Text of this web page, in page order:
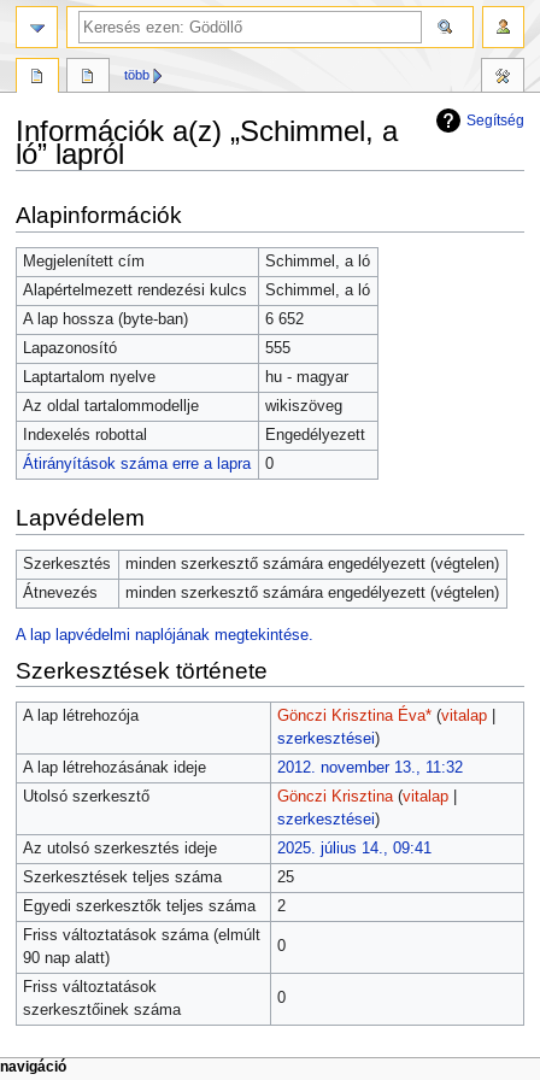
Segítség
Információk a(z) „Schimmel, a
ló” lapról
a
navigációhoz
a
kereséshez
Alapinformációk
Megjelenített cím
Schimmel, a ló
Alapértelmezett rendezési kulcs
Schimmel, a ló
A lap hossza (byte-ban)
6 652
Lapazonosító
555
Laptartalom nyelve
hu - magyar
Az oldal tartalommodellje
wikiszöveg
Indexelés robottal
Engedélyezett
Átirányítások száma erre a lapra
0
Lapvédelem
Szerkesztés
minden szerkesztő számára engedélyezett (végtelen)
Átnevezés
minden szerkesztő számára engedélyezett (végtelen)
A lap lapvédelmi naplójának megtekintése.
Szerkesztések története
A lap létrehozója Gönczi Krisztina Éva* (vitalap|
szerkesztései)
A lap létrehozásának ideje
2012. november 13., 11:32
Utolsó szerkesztő
Gönczi Krisztina (vitalap|
szerkesztései)
Az utolsó szerkesztés ideje
2025. július 14., 09:41
Szerkesztések teljes száma
25
Egyedi szerkesztők teljes száma
2
Friss változtatások száma (elmúlt
90 nap alatt)
0
Friss változtatások
szerkesztőinek száma
0
több
navigáció